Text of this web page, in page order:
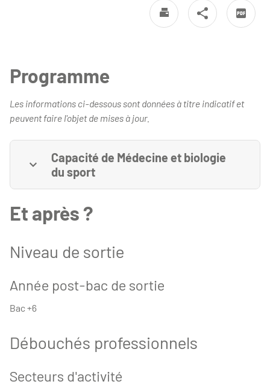
Programme
Les informations ci-dessous sont données à titre indicatif et
peuvent faire l'objet de mises à jour.
Capacité de Médecine et biologie
du sport
Et après ?
Niveau de sortie
Année post-bac de sortie
Bac +6
Débouchés professionnels
Secteurs d'activité